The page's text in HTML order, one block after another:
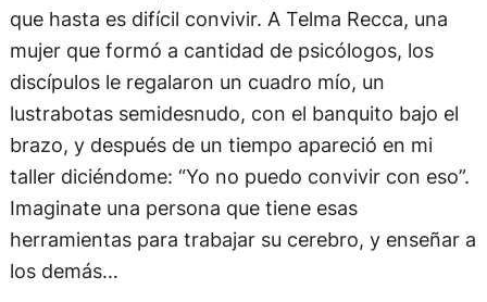
que hasta es difícil convivir. A Telma Recca, una
mujer que formó a cantidad de psicólogos, los
discípulos le regalaron un cuadro mío, un
lustrabotas semidesnudo, con el banquito bajo el
brazo, y después de un tiempo apareció en mi
taller diciéndome: “Yo no puedo convivir con eso”.
Imaginate una persona que tiene esas
herramientas para trabajar su cerebro, y enseñar a
los demás…